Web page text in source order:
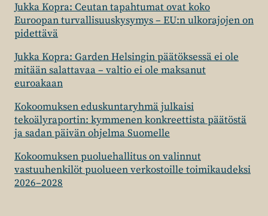
Jukka Kopra: Ceutan tapahtumat ovat koko
Euroopan turvallisuuskysymys – EU:n ulkorajojen on
pidettävä
Jukka Kopra: Garden Helsingin päätöksessä ei ole
mitään salattavaa – valtio ei ole maksanut
euroakaan
Kokoomuksen eduskuntaryhmä julkaisi
tekoälyraportin: kymmenen konkreettista päätöstä
ja sadan päivän ohjelma Suomelle
Kokoomuksen puoluehallitus on valinnut
vastuuhenkilöt puolueen verkostoille toimikaudeksi
2026–2028